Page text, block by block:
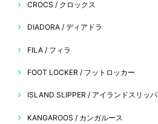
CROCS / クロックス
DIADORA / ディアドラ
FILA / フィラ
FOOT LOCKER / フットロッカー
ISLAND SLIPPER / アイランドスリッパ
KANGAROOS / カンガルース